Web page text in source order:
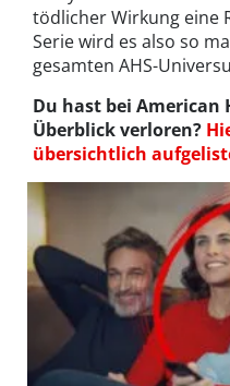
tödlicher Wirkung eine
Serie wird es also so
gesamten AHS-
Du hast bei American
Überblick verloren?
übersichtlich